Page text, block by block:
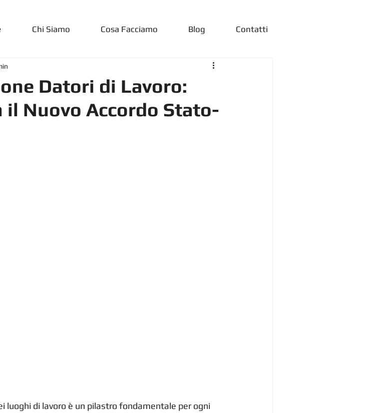
Chi Siamo Cosa Facciamo Blog Contatti
Datori di Lavoro:
il Nuovo Accordo Stato-
luoghi di lavoro è un pilastro fondamentale per ogni